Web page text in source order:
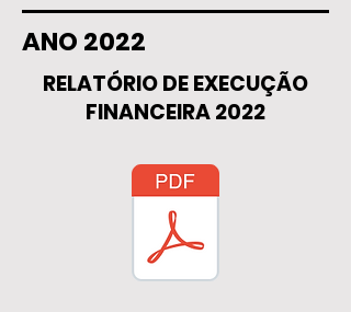
ANO 2022
RELATÓRIO DE EXECUÇÃO
FINANCEIRA 2022